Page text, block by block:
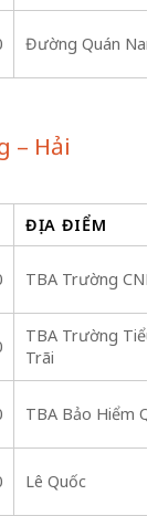
Đường Quán
– Hải
ĐỊA ĐIỂM
TBA Trường
TBA Trường Tiểu
Trãi
TBA Bảo Hiểm
Lê Quốc